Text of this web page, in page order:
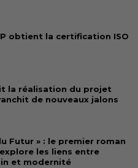
obtient la certification ISO
la réalisation du projet
de nouveaux jalons
Futur » : le premier roman
les liens entre
et modernité